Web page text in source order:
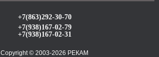
+7(863)292-30-70
+7(938)167-02-79
+7(938)167-02-31
Copyright © 2003-2026 РЕКАМ